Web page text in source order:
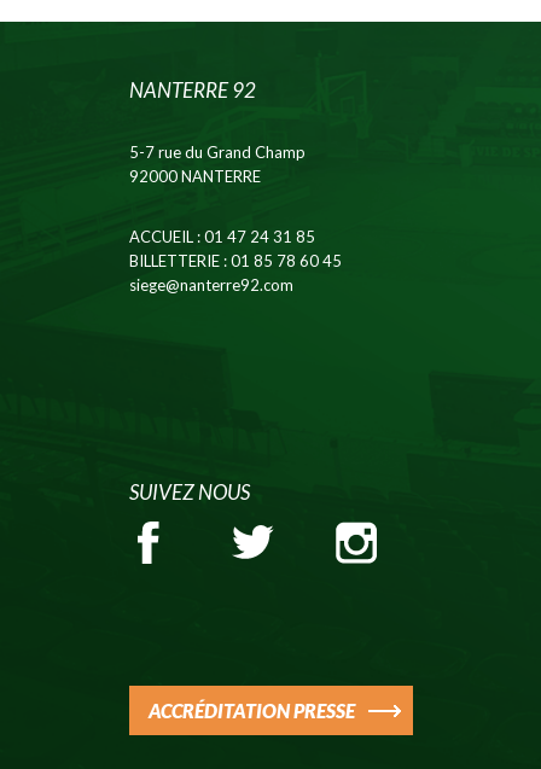
NANTERRE 92
5-7 rue du Grand Champ
92000 NANTERRE
ACCUEIL: 01 47 24 31 85
BILLETTERIE: 01 85 78 60 45
siege@nanterre92.com
SUIVEZ NOUS
ACCRÉDITATION PRESSE